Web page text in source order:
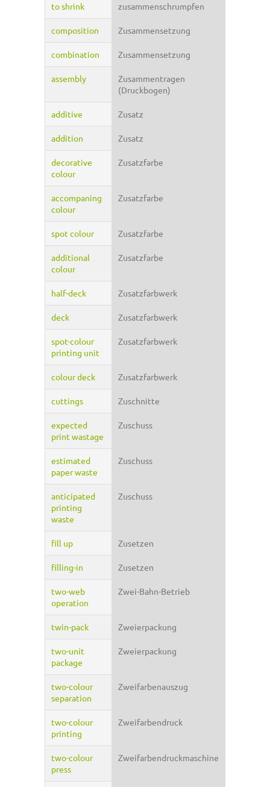
to shrink zusammenschrumpfen
composition Zusammensetzung
combination Zusammensetzung
assembly
Zusammentragen
(Druckbogen)
additive Zusatz
addition Zusatz
decorative
colour
Zusatzfarbe
accompaning
colour
Zusatzfarbe
spot colour Zusatzfarbe
additional
colour
Zusatzfarbe
half-deck Zusatzfarbwerk
deck Zusatzfarbwerk
spot-colour
printing unit
Zusatzfarbwerk
colour deck Zusatzfarbwerk
cuttings Zuschnitte
expected
print wastage
Zuschuss
estimated
paper waste
Zuschuss
anticipated
printing
waste
Zuschuss
fill up Zusetzen
filling-in Zusetzen
two-web
operation
Zwei-Bahn-Betrieb
twin-pack Zweierpackung
two-unit
package
Zweierpackung
two-colour
separation
Zweifarbenauszug
two-colour
printing
Zweifarbendruck
two-colour
press
Zweifarbendruckmaschine